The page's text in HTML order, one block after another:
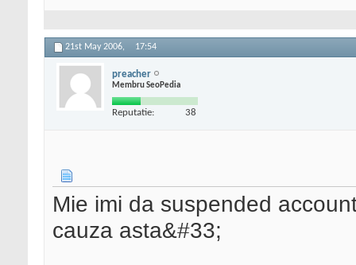
21st May 2006, 17:54
preacher
Membru SeoPedia
Reputatie: 38
Mie imi da suspended
cauza asta&#33;